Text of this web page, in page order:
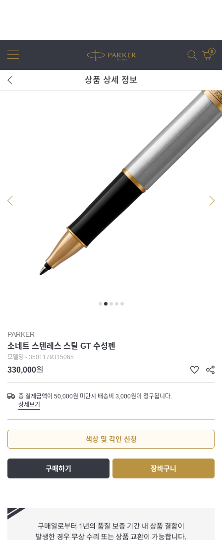
0
조터
상품 상세 정보
PARKER
소네트 스텐레스 스틸 GT 수성펜
모델명 - 3501179315065
330,000원
총 결제금액이 50,000원 미만시 배송비 3,000원이 청구됩니다.
상세보기
색상 및 각인 신청
구매하기 장바구니